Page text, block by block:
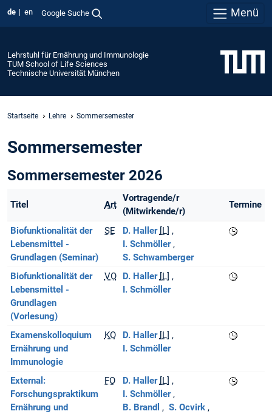
de en Google Suche Menü
Lehrstuhl für Ernährung und Immunologie
TUM School of Life Sciences
Technische Universität München
Startseite Lehre Sommersemester
Sommersemester
Sommersemester 2026
Titel Art
Vortragende/r
(Mitwirkende/r)
Termine
Biofunktionalität der
Lebensmittel -
Grundlagen (Seminar)
SE D. Haller [L]
I. Schmöller
S. Schwamberger
Biofunktionalität der
Lebensmittel -
Grundlagen
(Vorlesung)
VO D. Haller [L]
I. Schmöller
Examenskolloquium
Ernährung und
Immunologie
KO D. Haller [L]
I. Schmöller
External:
Forschungspraktikum
Ernährung und
FO D. Haller [L]
I. Schmöller
B. Brandl
S. Ocvirk